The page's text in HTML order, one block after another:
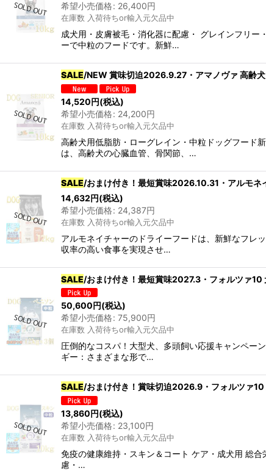
希望小売価格: 26,400円
在庫数 入荷待ちor輸入元欠品中
成犬用・皮膚被毛・消化器に配慮・ グレインフリ
ーで中粒のフードです。新鮮…
SALE/NEW 賞味切迫2026.9.27・アマノヴァ 高齢
14,520円(税込)
希望小売価格: 24,200円
在庫数 入荷待ちor輸入元欠品中
高齢犬用低脂肪・ローグレイン・中粒ドッグフード
は、高齢犬の心臓血管、骨関節、…
SALE/おまけ付き！最短賞味2026.10.31・アルモ
14,632円(税込)
希望小売価格: 24,387円
在庫数 入荷待ちor輸入元欠品中
アルモネイチャーのドライーフードは、新鮮なフレ
収率の高い食事を実現させ…
SALE/おまけ付き！最短賞味2027.3・フォルツァ
50,600 円(税込)
希望小売価格: 75,900円
在庫数 入荷待ちor輸入元欠品中
圧倒的なコスパ！大型犬、多頭飼い応援キャンペー
ギー：さまざまな形で…
SALE/おまけ付き！賞味切迫2026.9・フォルツァ
13,860円(税込)
希望小売価格: 23,100円
在庫数 入荷待ちor輸入元欠品中
免疫の健康維持・スキン＆コート ケア・成犬用 総
慮・…